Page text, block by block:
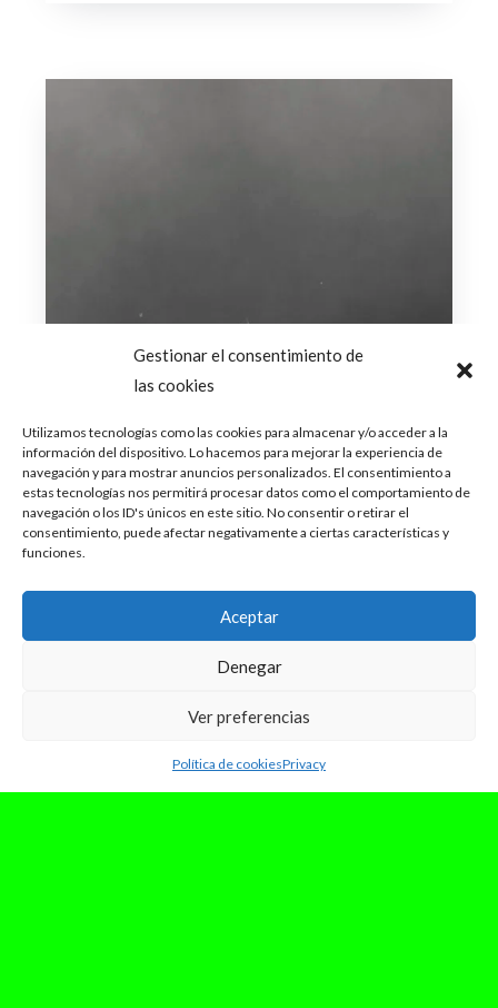
Gestionar el consentimiento de
las cookies
Utilizamos tecnologías como las cookies para almacenar y/o acceder a la
información del dispositivo. Lo hacemos para mejorar la experiencia de
navegación y para mostrar anuncios personalizados. El consentimiento a
estas tecnologías nos permitirá procesar datos como el comportamiento de
navegación o los ID's únicos en este sitio. No consentir o retirar el
consentimiento, puede afectar negativamente a ciertas características y
funciones.
Aceptar
Denegar
Ver preferencias
Política de cookiesPrivacy